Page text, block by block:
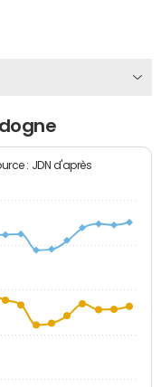
: JDN d'après